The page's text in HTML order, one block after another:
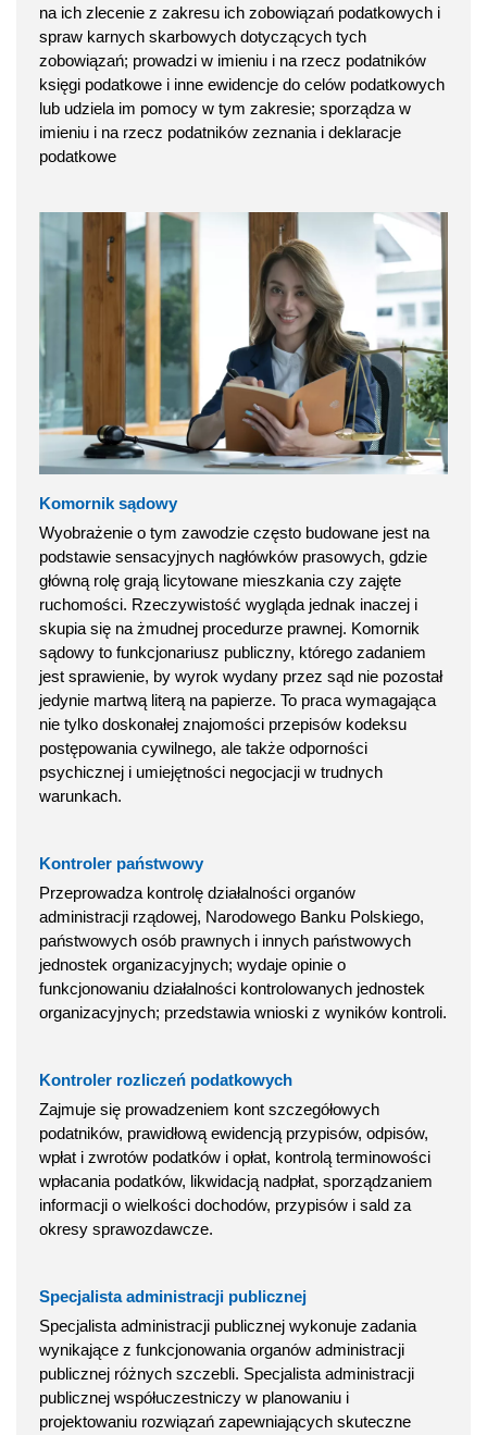
na ich zlecenie z zakresu ich zobowiązań podatkowych i
spraw karnych skarbowych dotyczących tych
zobowiązań; prowadzi w imieniu i na rzecz podatników
księgi podatkowe i inne ewidencje do celów podatkowych
lub udziela im pomocy w tym zakresie; sporządza w
imieniu i na rzecz podatników zeznania i deklaracje
podatkowe
Komornik sądowy
Wyobrażenie o tym zawodzie często budowane jest na
podstawie sensacyjnych nagłówków prasowych, gdzie
główną rolę grają licytowane mieszkania czy zajęte
ruchomości. Rzeczywistość wygląda jednak inaczej i
skupia się na żmudnej procedurze prawnej. Komornik
sądowy to funkcjonariusz publiczny, którego zadaniem
jest sprawienie, by wyrok wydany przez sąd nie pozostał
jedynie martwą literą na papierze. To praca wymagająca
nie tylko doskonałej znajomości przepisów kodeksu
postępowania cywilnego, ale także odporności
psychicznej i umiejętności negocjacji w trudnych
warunkach.
Kontroler państwowy
Przeprowadza kontrolę działalności organów
administracji rządowej, Narodowego Banku Polskiego,
państwowych osób prawnych i innych państwowych
jednostek organizacyjnych; wydaje opinie o
funkcjonowaniu działalności kontrolowanych jednostek
organizacyjnych; przedstawia wnioski z wyników kontroli.
Kontroler rozliczeń podatkowych
Zajmuje się prowadzeniem kont szczegółowych
podatników, prawidłową ewidencją przypisów, odpisów,
wpłat i zwrotów podatków i opłat, kontrolą terminowości
wpłacania podatków, likwidacją nadpłat, sporządzaniem
informacji o wielkości dochodów, przypisów i sald za
okresy sprawozdawcze.
Specjalista administracji publicznej
Specjalista administracji publicznej wykonuje zadania
wynikające z funkcjonowania organów administracji
publicznej różnych szczebli. Specjalista administracji
publicznej współuczestniczy w planowaniu i
projektowaniu rozwiązań zapewniających skuteczne